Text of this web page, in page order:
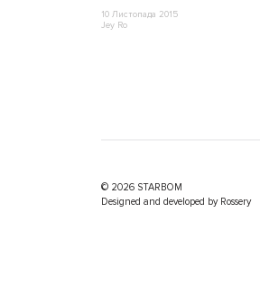
10 Листопада 2015
Jey Ro
© 2026 STARBOM
Designed and developed by Rossery